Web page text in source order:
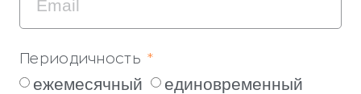
Периодичность
ежемесячный единовременный